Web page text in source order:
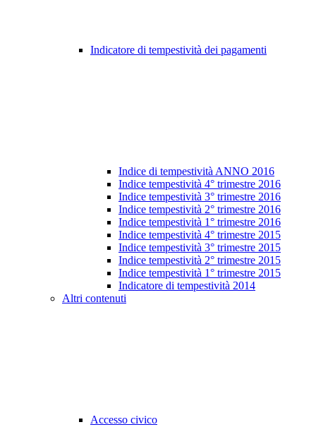
Indicatore di tempestività dei pagamenti
Indice di tempestività ANNO 2016
Indice tempestività 4° trimestre 2016
Indice tempestività 3° trimestre 2016
Indice tempestività 2° trimestre 2016
Indice tempestività 1° trimestre 2016
Indice tempestività 4° trimestre 2015
Indice tempestività 3° trimestre 2015
Indice tempestività 2° trimestre 2015
Indice tempestività 1° trimestre 2015
Indicatore di tempestività 2014
Altri contenuti
Accesso civico